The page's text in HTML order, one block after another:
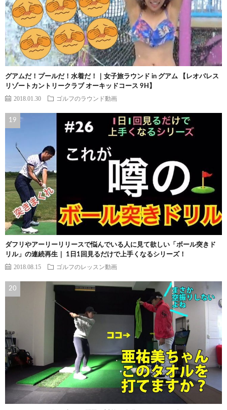
グアムだ！プールだ！水着だ！｜女子旅ラウンド in グアム 【レオパレス
リゾートカントリークラブ オーキッドコース 9H】
2018.01.30 ゴルフのラウンド動画
ダフリやアーリーリリースで悩んでいる人に見て欲しい「ボール突きド
リル」の連続再生｜ 1日1回見るだけで上手くなるシリーズ！
2018.08.15 ゴルフのレッスン動画